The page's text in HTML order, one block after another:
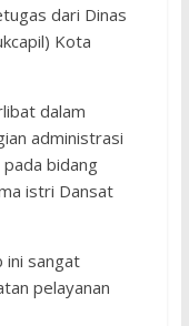
dari Dinas
Kota
dalam
administrasi
bidang
istri Dansat
ini sangat
pelayanan